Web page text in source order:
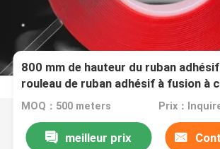
800 mm de hauteur du ruban
rouleau de ruban adhésif à fusion à
noyau en plastique
MOQ：500 meters Prix：
meilleur prix